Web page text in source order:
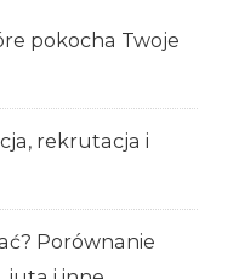
pokocha Twoje
rekrutacja i
Porównanie